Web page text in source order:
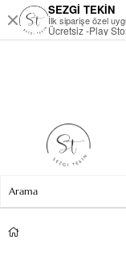
SEZGİ TEKİN
İlk siparişe özel
Ücretsiz -Play